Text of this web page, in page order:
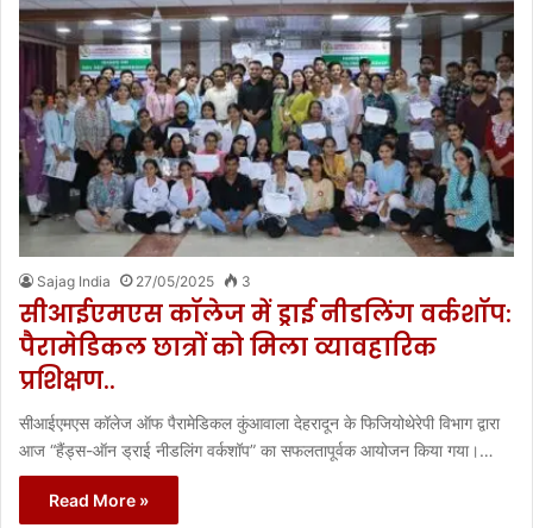
Sajag India 27/05/2025 3
सीआईएमएस कॉलेज में ड्राई नीडलिंग वर्कशॉप:
पैरामेडिकल छात्रों को मिला व्यावहारिक
प्रशिक्षण..
सीआईएमएस कॉलेज ऑफ पैरामेडिकल कुंआवाला देहरादून के फिजियोथेरेपी विभाग द्वारा
आज “हैंड्स-ऑन ड्राई नीडलिंग वर्कशॉप” का सफलतापूर्वक आयोजन किया गया।…
Read More »